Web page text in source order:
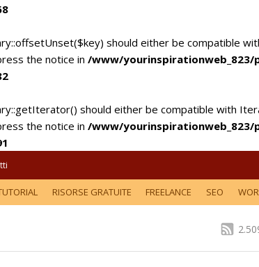
should either be compatible
the notice in /www/yourinspirationweb_823/
should either be compatible with
the notice in /www/yourinspirationweb_823/
RISORSE GRATUITE FREELANCE SEO